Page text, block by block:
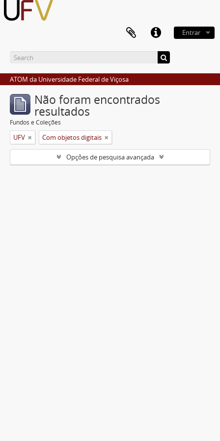
Entrar
ATOM da Universidade Federal de Viçosa
Não foram encontrados
resultados
Fundos e Coleções
UFV Com objetos digitais
Opções de pesquisa avançada